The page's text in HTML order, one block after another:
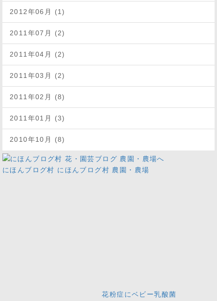
2012年06月 (1)
2011年07月 (2)
2011年04月 (2)
2011年03月 (2)
2011年02月 (8)
2011年01月 (3)
2010年10月 (8)
にほんブログ村 にほんブログ村 農園・農場
花粉症にベビー乳酸菌